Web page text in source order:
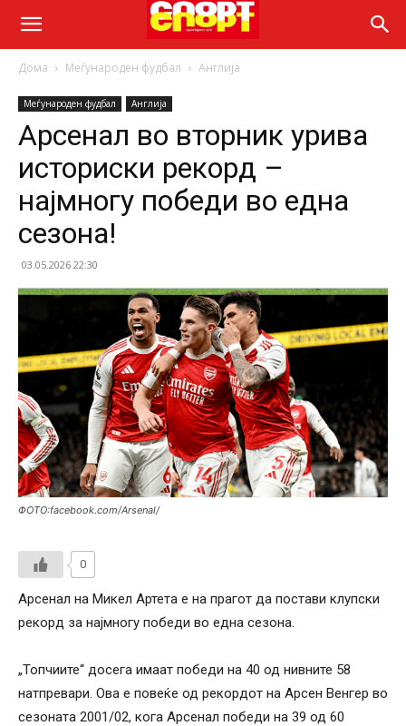
Дома Меѓународен фудбал Англија
Меѓународен фудбал Англија
Арсенал во вторник урива
историски рекорд –
најмногу победи во една
сезона!
03.05.2026 22:30
ФОТО:facebook.com/Arsenal/
0
Арсенал на Микел Артета е на прагот да постави клупски
рекорд за најмногу победи во една сезона.
„Топчиите“ досега имаат победи на 40 од нивните 58
натпревари. Ова е повеќе од рекордот на Арсен Венгер во
сезоната 2001/02, кога Арсенал победи на 39 од 60